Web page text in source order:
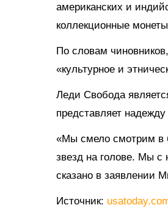
американских и
коллекционные
По словам
«культурное и
Леди Свобода
представляет
«Мы смело смотрим в
звезд на голове. Мы с
сказано в заявлении
Источник: